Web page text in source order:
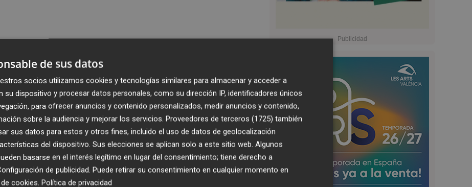
de sus datos
socios utilizamos cookies y tecnologías similares para almacenar y acceder a
su dispositivo y procesar datos personales, como su dirección IP, identificadores únicos
para ofrecer anuncios y contenido personalizados, medir anuncios y contenido,
sobre la audiencia y mejorar los servicios. Proveedores de terceros (1725) también
sus datos para estos y otros fines, incluido el uso de datos de geolocalización
del dispositivo. Sus elecciones se aplican solo a este sitio web. Algunos
basarse en el interés legítimo en lugar del consentimiento; tiene derecho a
de publicidad. Puede retirar su consentimiento en cualquier momento en
cookies. Política de privacidad